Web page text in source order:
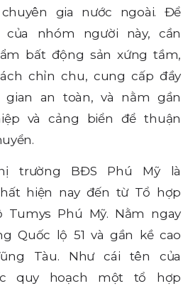
gia nước ngoài. Để
nhóm người này, cần
bất động sản xứng tầm,
chỉn chu, cung cấp đầy
an toàn, và nằm gần
và cảng biển để thuận
trường BĐS Phú Mỹ là
hiện nay đến từ Tổ hợp
Phú Mỹ. Nằm ngay
Quốc lộ 51 và gần kề cao
Tàu. Như cái tên của
quy hoạch một tổ hợp